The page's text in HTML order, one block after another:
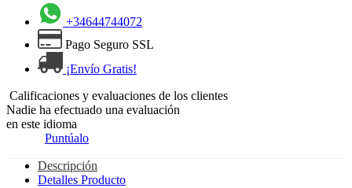
+34644744072
Pago Seguro SSL
¡Envío Gratis!
Calificaciones y evaluaciones de los clientes
Nadie ha efectuado una evaluación
en este idioma
Puntúalo
Descripción
Detalles Producto